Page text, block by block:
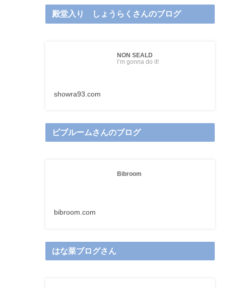
殿堂入り しょうらくさんのブログ
NON SEALD
I’m gonna do it!
showra93.com
ビブルームさんのブログ
Bibroom
bibroom.com
はな菜ブログさん